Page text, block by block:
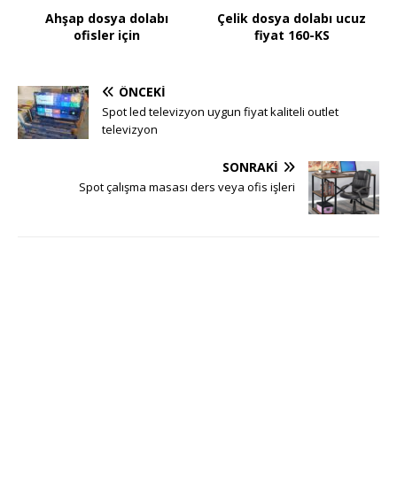
Ahşap dosya dolabı
ofisler için
Çelik dosya dolabı ucuz
fiyat 160-KS
ÖNCEKI
Spot led televizyon uygun fiyat kaliteli outlet
televizyon
SONRAKI
Spot çalışma masası ders veya ofis işleri